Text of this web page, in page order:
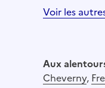
Voir les
Aux
Cheverny,